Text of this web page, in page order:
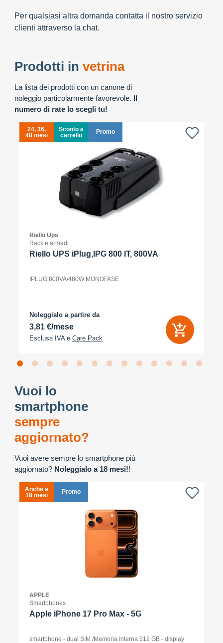
Per qualsiasi altra domanda contatta il nostro servizio
clienti attraverso la chat.
Prodotti in vetrina
La lista dei prodotti con un canone di
noleggio particolarmente favorevole. Il
numero di rate lo scegli tu!
24, 36,
48 mesi
Sconto a
carrello
Promo
Riello Ups
Rack e armadi
Riello UPS iPlug,IPG 800 IT, 800VA
IPLUG 800VA/480W MONOFASE
Noleggialo a partire da
3,81 €/mese
Esclusa IVA e Care Pack
Vuoi lo
smartphone
sempre
aggiornato?
Vuoi avere sempre lo smartphone più
aggiornato? Noleggialo a 18 mesi!!
Anche a
18 mesi
Promo
APPLE
Smartphones
Apple iPhone 17 Pro Max - 5G
smartphone - dual SIM /Memoria Interna 512 GB - display